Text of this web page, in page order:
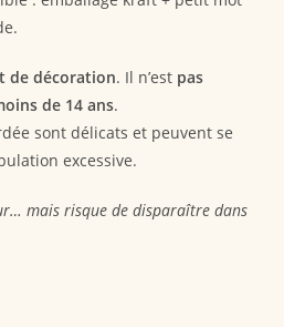
de décoration. Il n’est pas
de 14 ans.
sont délicats et peuvent se
excessive.
mais risque de disparaître dans